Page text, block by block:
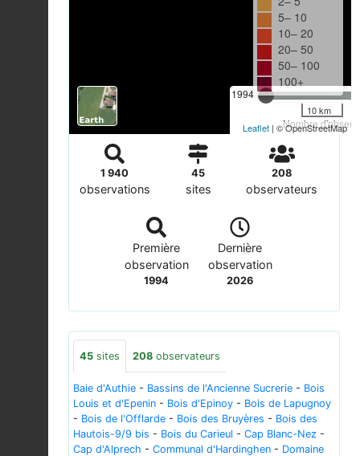
1994
Nombre
5– 10
10– 20
20– 50
50– 100
100+
10 km
Leaflet | © OpenStreetMap
1 940
observations
45
sites
208
observateurs
Première
observation
1994
Dernière
observation
2026
45 sites 208 observateurs
Baie d'Authie - Bassins de l'Ancienne Sucrerie - Bois
Louis et d'Epenin - Bois d'Epinoy - Bois de Lapugnoy
- Bois de l'Offlarde - Bois des Bruyères - Bois des
Hautois-9/9 bis - Bois du Carieul - Cap Blanc-Nez -
Cap d'Alprech - Communal d'Hardinghen - Domaine